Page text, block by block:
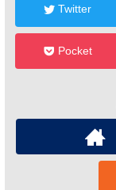
Twitter
Pocket